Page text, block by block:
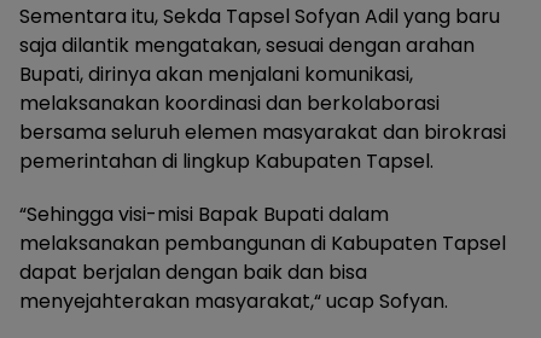
Sementara itu, Sekda Tapsel Sofyan Adil yang baru
saja dilantik mengatakan, sesuai dengan arahan
Bupati, dirinya akan menjalani komunikasi,
melaksanakan koordinasi dan berkolaborasi
bersama seluruh elemen masyarakat dan birokrasi
pemerintahan di lingkup Kabupaten Tapsel.
“Sehingga visi-misi Bapak Bupati dalam
melaksanakan pembangunan di Kabupaten Tapsel
dapat berjalan dengan baik dan bisa
menyejahterakan masyarakat,“ ucap Sofyan.